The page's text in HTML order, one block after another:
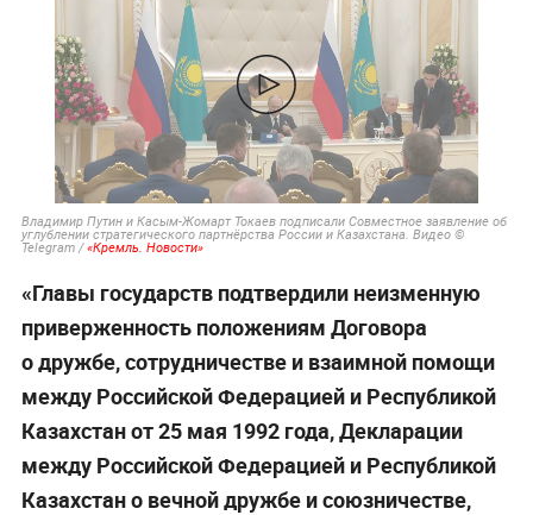
Владимир Путин и Касым-Жомарт Токаев подписали Совместное заявление об
углублении стратегического партнёрства России и Казахстана. Видео ©
Telegram /«Кремль. Новости»
«Главы государств подтвердили неизменную
приверженность положениям Договора
о дружбе, сотрудничестве и взаимной помощи
между Российской Федерацией и Республикой
Казахстан от 25 мая 1992 года, Декларации
между Российской Федерацией и Республикой
Казахстан о вечной дружбе и союзничестве,